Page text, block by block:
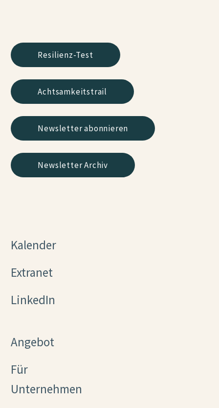
Resilienz-Test
Achtsamkeitstrail
Newsletter abonnieren
Newsletter Archiv
Kalender
Extranet
LinkedIn
Angebot
Für
Unternehmen